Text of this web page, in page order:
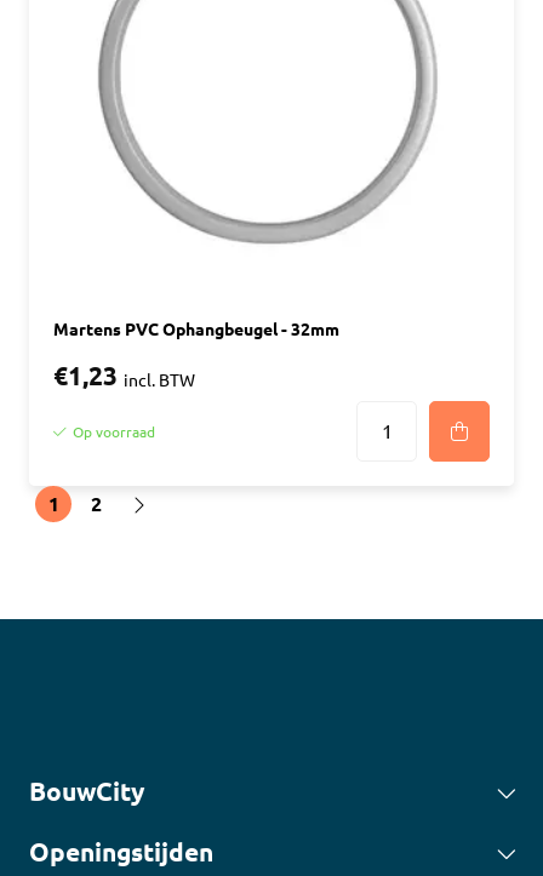
Martens PVC Ophangbeugel - 32mm
€1,23 incl. BTW
Op voorraad
1 2
BouwCity
Openingstijden